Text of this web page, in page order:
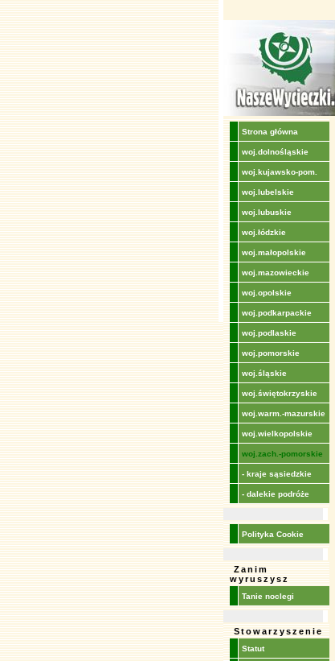
Strona główna
woj.dolnośląskie
woj.kujawsko-pom.
woj.lubelskie
woj.lubuskie
woj.łódzkie
woj.małopolskie
woj.mazowieckie
woj.opolskie
woj.podkarpackie
woj.podlaskie
woj.pomorskie
woj.śląskie
woj.świętokrzyskie
woj.warm.-mazurskie
woj.wielkopolskie
woj.zach.-pomorskie
- kraje sąsiedzkie
- dalekie podróże
Polityka Cookie
Zanim
wyruszysz
Tanie noclegi
Stowarzyszenie
Statut